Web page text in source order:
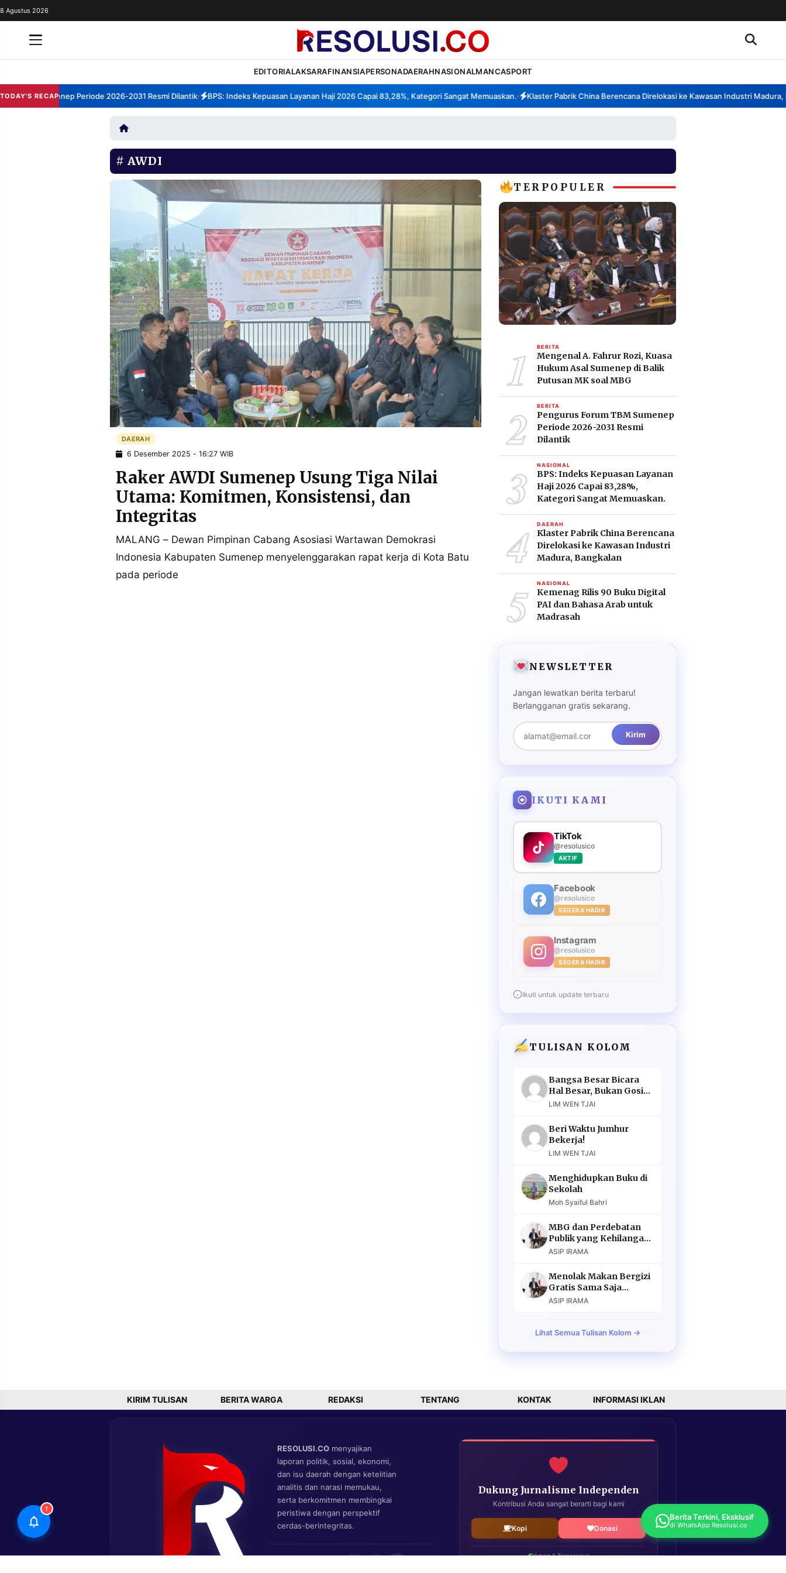
REDAKSI
PERSONA
NASIONAL
BERITA
WARGA
TULISAN
SERVICE
8 Agustus 2026
EDITORIALAKSARAFINANSIAPERSONADAERAHNASIONALMANCASPORT
TODAY'S RECAP
TBM Sumenep Periode 2026-2031 Resmi Dilantik• BPS: Indeks Kepuasan Layanan Haji 2026 Capai 83,28%, Kategori Sangat Memuaskan.• Klaster Pabrik China Berencana Direlokasi ke Kawasan Industri Madura,
AWDI
DAERAH
6 Desember 2025 - 16:27 WIB
Raker AWDI Sumenep Usung Tiga Nilai
Utama: Komitmen, Konsistensi, dan
Integritas
MALANG – Dewan Pimpinan Cabang Asosiasi Wartawan Demokrasi
Indonesia Kabupaten Sumenep menyelenggarakan rapat kerja di Kota Batu
pada periode
TERPOPULER
1 BERITA
Mengenal A. Fahrur Rozi, Kuasa
Hukum Asal Sumenep di Balik
Putusan MK soal MBG
2 BERITA
Pengurus Forum TBM Sumenep
Periode 2026-2031 Resmi
Dilantik
3 NASIONAL
BPS: Indeks Kepuasan Layanan
Haji 2026 Capai 83,28%,
Kategori Sangat Memuaskan.
4 DAERAH
Klaster Pabrik China Berencana
Direlokasi ke Kawasan Industri
Madura, Bangkalan
5 NASIONAL
Kemenag Rilis 90 Buku Digital
PAI dan Bahasa Arab untuk
Madrasah
NEWSLETTER
Jangan lewatkan berita terbaru!
Berlangganan gratis sekarang.
Kirim
IKUTI KAMI
TikTok
@resolusico
AKTIF
Facebook
@resolusico
SEGERA HADIR
Instagram
@resolusico
SEGERA HADIR
Ikuti untuk update terbaru
TULISAN KOLOM
Bangsa Besar Bicara
Hal Besar, Bukan Gosip
Murahan
LIM WEN TJAI
Beri Waktu Jumhur
Bekerja!
LIM WEN TJAI
Menghidupkan Buku di
Sekolah
Moh Syaiful Bahri
MBG dan Perdebatan
Publik yang Kehilangan
Argumen
ASIP IRAMA
Menolak Makan Bergizi
Gratis Sama Saja
Menolak Masa Depan
ASIP IRAMA
Lihat Semua Tulisan Kolom →
KIRIM TULISAN BERITA WARGA REDAKSI TENTANG KONTAK INFORMASI IKLAN
RESOLUSI.CO menyajikan
laporan politik, sosial, ekonomi,
dan isu daerah dengan ketelitian
analitis dan narasi memukau,
serta berkomitmen membingkai
peristiwa dengan perspektif
cerdas-berintegritas.
Dukung Jurnalisme Independen
Kontribusi Anda sangat berarti bagi kami
Kopi Donasi
Aman & Terpercaya
!
Berita Terkini, Eksklusif
di WhatsApp Resolusi.co